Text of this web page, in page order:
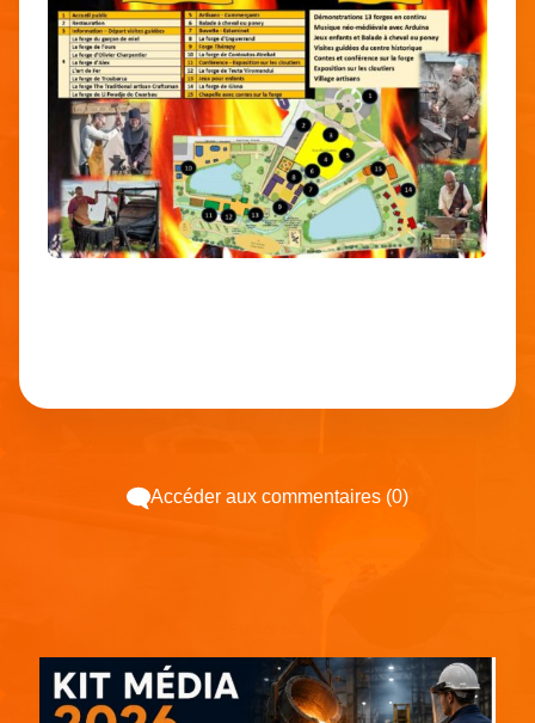
Accéder aux commentaires (0)